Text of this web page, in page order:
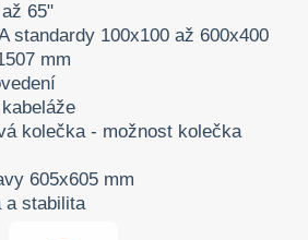
65"
standardy 100x100 až 600x400
mm
kolečka - možnost kolečka
605x605 mm
a stabilita